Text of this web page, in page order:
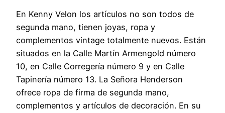
En Kenny Velon los artículos no son todos de
segunda mano, tienen joyas, ropa y
complementos vintage totalmente nuevos. Están
situados en la Calle Martín Armengold número
10, en Calle Corregería número 9 y en Calle
Tapinería número 13. La Señora Henderson
ofrece ropa de firma de segunda mano,
complementos y artículos de decoración. En su